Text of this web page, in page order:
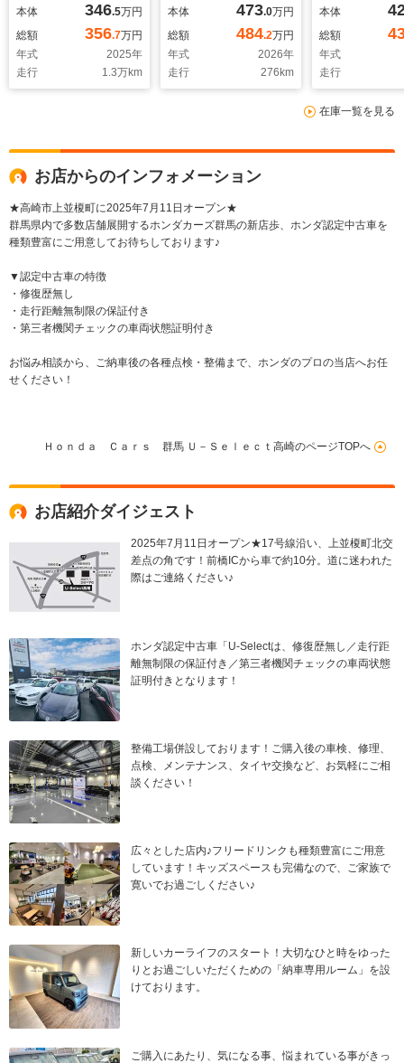
ドライブレコーダー
シートヒーター 両側
電動スライドドア ト
リプルゾーンコントロ
ールエアコン オット
本体 346.5万円
総額
356.7万円
年式
2025年
走行
1.3万km
イ マルチビューカメ
ラ シートヒーター
Hondaパーキングパ
イロット ブラインド
スポットモニター ア
本体 473.0万円
総額
484.2万円
年式
2026年
走行
276 km
チコネクトナ
チビューカメ
電動スライド
ートヒータ
シートヒータ
インドスポッ
ティブドライ
本体
総額
年式
走行
在庫一覧を見る
お店からのインフォメーション
★高崎市上並榎町に2025年7月11日オープン★
群馬県内で多数店舗展開するホンダカーズ群馬の新店歩、ホンダ認定中古車を
種類豊富にご用意してお待ちしております♪
▼認定中古車の特徴
・修復歴無し
・走行距離無制限の保証付き
・第三者機関チェックの車両状態証明付き
お悩み相談から、ご納車後の各種点検・整備まで、ホンダのプロの当店へお任
せください！
Ｈｏｎｄａ Ｃａｒｓ 群馬 Ｕ－Ｓｅｌｅｃｔ高崎のページTOPへ
お店紹介ダイジェスト
2025年7月11日オープン★17号線沿い、上並榎町北交
差点の角です！前橋ICから車で約10分。道に迷われた
際はご連絡ください♪
ホンダ認定中古車「U-Selectは、修復歴無し／走行距
離無制限の保証付き／第三者機関チェックの車両状態
証明付きとなります！
整備工場併設しております！ご購入後の車検、修理、
点検、メンテナンス、タイヤ交換など、お気軽にご相
談ください！
広々とした店内♪フリードリンクも種類豊富にご用意
しています！キッズスペースも完備なので、ご家族で
寛いでお過ごしください♪
新しいカーライフのスタート！大切なひと時をゆった
りとお過ごしいただくための「納車専用ルーム」を設
けております。
ご購入にあたり、気になる事、悩まれている事がきっ